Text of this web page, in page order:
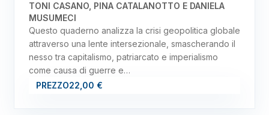
TONI CASANO, PINA CATALANOTTO E DANIELA
MUSUMECI
Questo quaderno analizza la crisi geopolitica globale
attraverso una lente intersezionale, smascherando il
nesso tra capitalismo, patriarcato e imperialismo
come causa di guerre e…
PREZZO22,00 €